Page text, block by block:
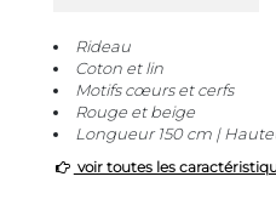
Rideau
Coton et lin
Motifs cœurs et cerfs
Rouge et beige
Longueur 150 cm |
voir toutes les